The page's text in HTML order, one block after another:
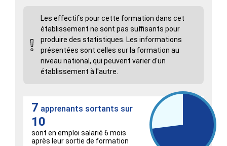
Les effectifs pour cette formation dans cet
établissement ne sont pas suffisants pour
produire des statistiques. Les informations
présentées sont celles sur la formation au
niveau national, qui peuvent varier d'un
établissement à l'autre.
7 apprenants sortants sur
10
sont en emploi salarié 6 mois
après leur sortie de formation